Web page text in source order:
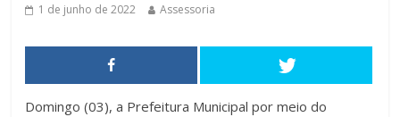
1 de junho de 2022 Assessoria
Domingo (03), a Prefeitura Municipal por meio do